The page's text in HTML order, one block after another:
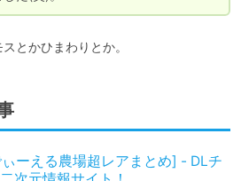
とかひまわりとか。
ーえる農場超レアまとめ] - DLチ